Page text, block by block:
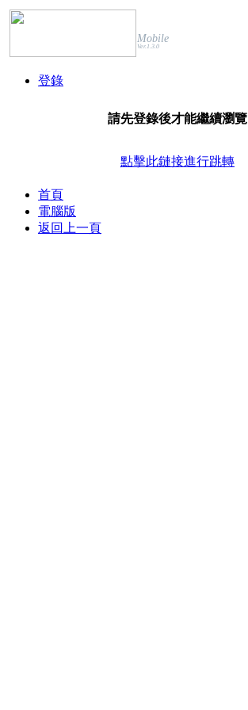
Mobile
Ver.1.3.0
登錄
請先登錄後才能繼續瀏覽
點擊此鏈接進行跳轉
首頁
電腦版
返回上一頁